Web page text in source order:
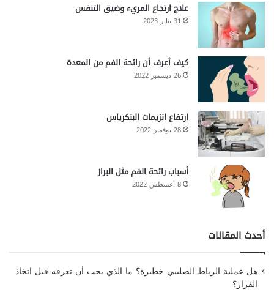
علاج ارتجاع المريء وضيق التنفس
31 يناير 2023
كيف أعرف أن رائحة الفم من المعدة
26 ديسمبر 2022
ارتفاع انزيمات البنكرياس
28 نوفمبر 2022
أسباب رائحة الفم مثل البراز
8 أغسطس 2022
أحدث المقالات
هل عملية الرباط الصليبي خطيرة؟ ما الذي يجب أن تعرفه قبل اتخاذ
القرار؟